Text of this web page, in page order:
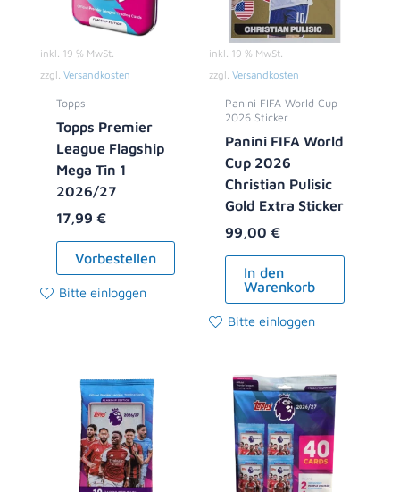
inkl. 19 % MwSt.
zzgl. Versandkosten
Topps
Topps Premier
League Flagship
Mega Tin 1
2026/27
17,99 €
Vorbestellen
Bitte einloggen
inkl. 19 % MwSt.
zzgl. Versandkosten
Panini FIFA World Cup
2026 Sticker
Panini FIFA World
Cup 2026
Christian Pulisic
Gold Extra Sticker
99,00 €
In den
Warenkorb
Bitte einloggen